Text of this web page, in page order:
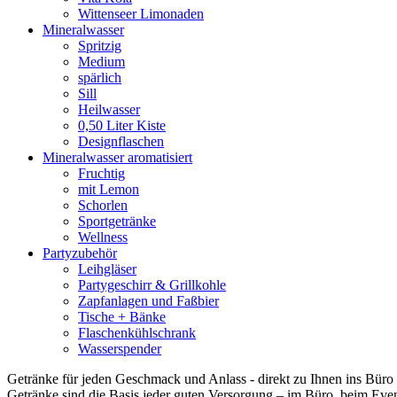
Wittenseer Limonaden
Mineralwasser
Spritzig
Medium
spärlich
Sill
Heilwasser
0,50 Liter Kiste
Designflaschen
Mineralwasser aromatisiert
Fruchtig
mit Lemon
Schorlen
Sportgetränke
Wellness
Partyzubehör
Leihgläser
Partygeschirr & Grillkohle
Zapfanlagen und Faßbier
Tische + Bänke
Flaschenkühlschrank
Wasserspender
Getränke für jeden Geschmack und Anlass - direkt zu Ihnen ins Büro